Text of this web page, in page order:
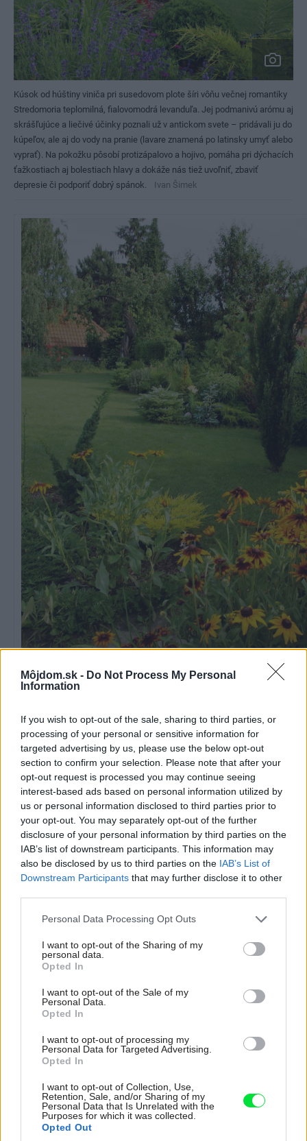
Môjdom.sk - Do Not Process My Personal
Information
If you wish to opt-out of the sale, sharing to third parties, or
processing of your personal or sensitive information for
targeted advertising by us, please use the below opt-out
section to confirm your selection. Please note that after your
opt-out request is processed you may continue seeing
interest-based ads based on personal information utilized by
us or personal information disclosed to third parties prior to
your opt-out. You may separately opt-out of the further
disclosure of your personal information by third parties on the
IAB’s list of downstream participants. This information may
also be disclosed by us to third parties on the IAB’s List of
Downstream Participants that may further disclose it to other
Please note that this website/app uses one or more Google
not limited to your visit or usage behaviour. You may click to
grant or deny consent to Google and its third-party tags to
use your data for below specified purposes in below Google
consent section.
Personal Data Processing Opt Outs
I want to opt-out of the Sharing of my
personal data.
Opted In
I want to opt-out of the Sale of my
Personal Data.
Opted In
I want to opt-out of processing my
Personal Data for Targeted Advertising.
Opted In
I want to opt-out of Collection, Use,
Retention, Sale, and/or Sharing of my
Personal Data that Is Unrelated with the
Purposes for which it was collected.
Opted Out
Kúsok od húštiny viniča pri susedovom plote šíri vôňu večnej romantiky
Stredomoria teplomilná, fialovomodrá levanduľa. Jej podmanivú arómu aj
skrášľujúce a liečivé účinky poznali už v antickom svete – pridávali ju do
kúpeľov, ale aj do vody na pranie (lavare znamená po latinsky umyť alebo
vyprať). Na pokožku pôsobí protizápalovo a hojivo, pomáha pri dýchacích
ťažkostiach aj bolestiach hlavy a dokáže nás tiež uvoľniť, zbaviť
depresie či podporiť dobrý spánok.
Ivan Šimek
Časť záhrady na slnečnom mieste oproti domu patrí rudbekiám. Pre svoju
a nápadné slniečka kvetov sa v našich záhradách tešia veľkej obľube,
Amerike. Z mnohých druhov je najpopulárnejšia echinacea purpurová,
prírodnej medicíny považujú za hotový poklad. Môže byť vysoká až 180 cm,
korunovaná nápadnými kvetmi s červenožltým stredom a svetlofialovými
lístkami, ktoré sa páčia nielen ľuďom, ale aj čmeliakom a motýľom.
obyvatelia Ameriky ju používali pri poštípaní hmyzom a vedela vraj pomôcť
uhryznutí jedovatým štrkáčom. Čaj z jej koreňa, kvetov alebo listov pôsobí
horúčke, kašľu a chorobám z prechladnutia, má však aj antialergické
podporuje trávenie a zvyšuje obranyschopnosť organizmu. Záhradná pani
vie navyše zabojovať aj proti baktériám a plesniam, takže je účinná pri
a zápalov a pridáva sa tiež do mydiel a antiseptický
Ivan Šimek
obľube, liečivé schopnosti rudbekií však poznali už Indiáni v ich
domovine, v Severnej Amerike. Z mnohých druhov je najpopulárnejšia
echinacea purpurová, ktorú stúpenci prírodnej medicíny považujú za
poklad
Ružová rozlúčka
Popri dome, prikrytom vysokou zeleňou záhrady, s ktorou
akoby už za roky zrástol, vedie chodník. Odchádzal som
znova popri tých, ktoré ma privítali: ružiach-kráľovnách.